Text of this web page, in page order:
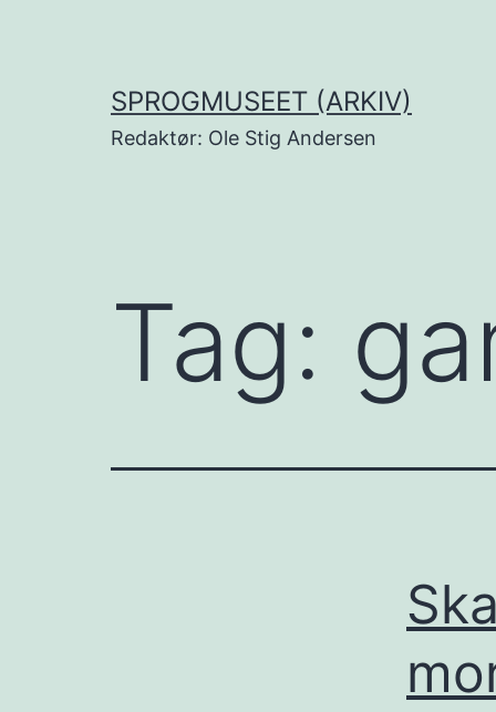
SPROGMUSEET (ARKIV)
Redaktør: Ole Stig Andersen
Tag: